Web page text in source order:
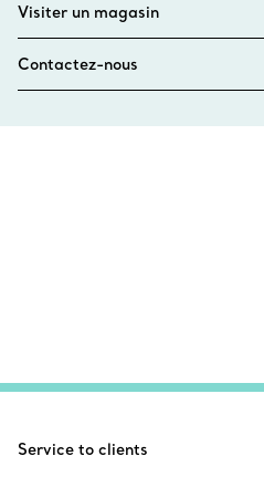
Visiter un magasin
Contactez-nous
Service to clients